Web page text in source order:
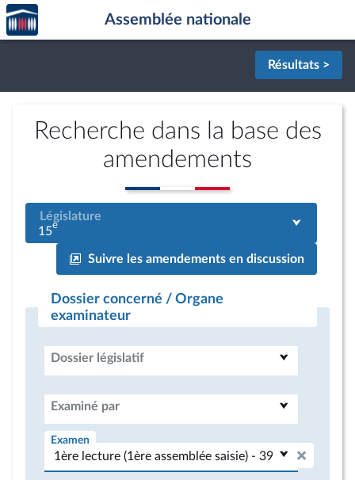
Aller au contenu
Aller en bas de la page
Accèder
à la
page
Assemblée nationale
Résultats >
Recherche dans la base des
amendements
Législature
15e
Suivre les amendements en discussion
Dossier concerné / Organe
examinateur
Dossier législatif
Examiné par
Examen